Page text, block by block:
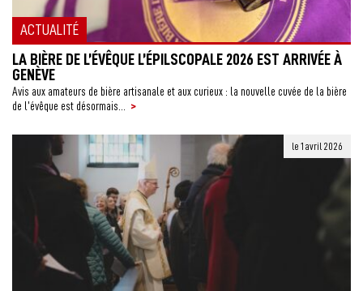
ACTUALITÉ
LA BIÈRE DE L’ÉVÊQUE L’ÉPILSCOPALE 2026 EST ARRIVÉE À
GENÈVE
Avis aux amateurs de bière artisanale et aux curieux : la nouvelle cuvée de la bière
de l’évêque est désormais...
>
le 1 avril 2026